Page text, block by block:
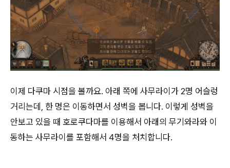
이제 다쿠마 시점을 볼까요. 아래 쪽에 사무라이가 2명 어슬렁
거리는데, 한 명은 이동하면서 성벽을 봅니다. 이렇게 성벽을
안보고 있을 때 호로쿠다마를 이용해서 아래의 무기와라와 이
동하는 사무라이를 포함해서 4명을 처치합니다.